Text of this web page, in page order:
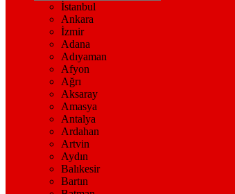
İstanbul
Ankara
İzmir
Adana
Adıyaman
Afyon
Ağrı
Aksaray
Amasya
Antalya
Ardahan
Artvin
Aydın
Balıkesir
Bartın